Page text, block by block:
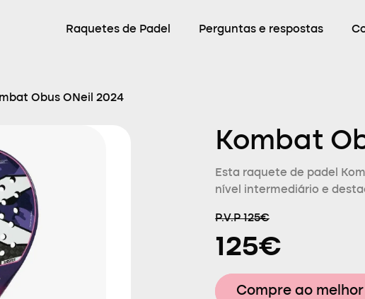
Raquetes de Padel Perguntas e respostas
Obus ONeil 2024
Kombat
Esta raquete de padel
nível intermediário e
P.V.P 125€
125€
Compre ao